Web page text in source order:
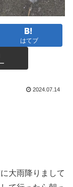
はてブ
2024.07.14
大雨降りまして